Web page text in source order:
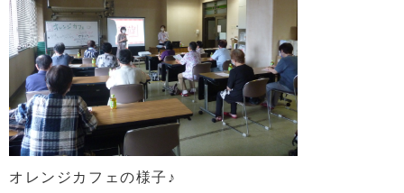
オレンジカフェの様子♪